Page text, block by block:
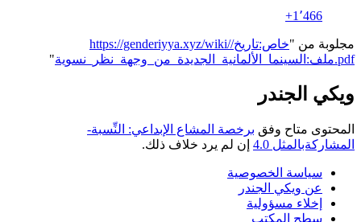
+1٬466
مجلوبة من "
https://genderiyya.xyz/wiki/خاص:تاريخ/
ملف:السينما_الألمانية_الجديدة_من_وجهة_نظر_نسوية.pdf
"
ويكي الجندر
المحتوى متاح وفق برخصة المشاع الإبداعي: النِّسبة-
المشاركةبالمثل 4.0
إن لم يرد خلاف ذلك.
سياسة الخصوصية
عن ويكي الجندر
إخلاء مسؤولية
سطح المكتب